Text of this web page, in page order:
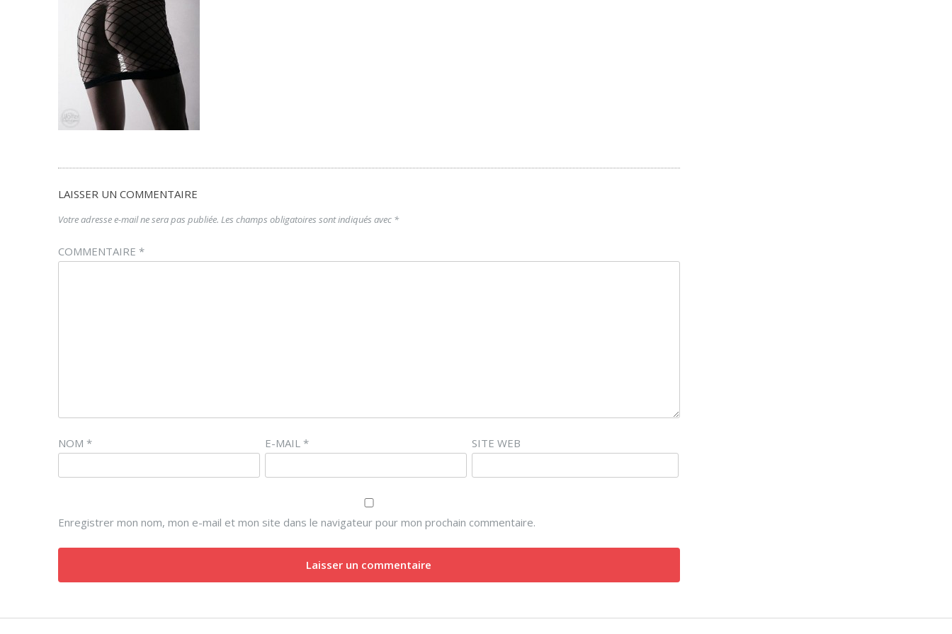
LAISSER UN COMMENTAIRE
Votre adresse e-mail ne sera pas publiée. Les champs obligatoires sont indiqués avec *
COMMENTAIRE *
NOM * E-MAIL* SITE WEB
Enregistrer mon nom, mon e-mail et mon site dans le navigateur pour mon prochain commentaire.